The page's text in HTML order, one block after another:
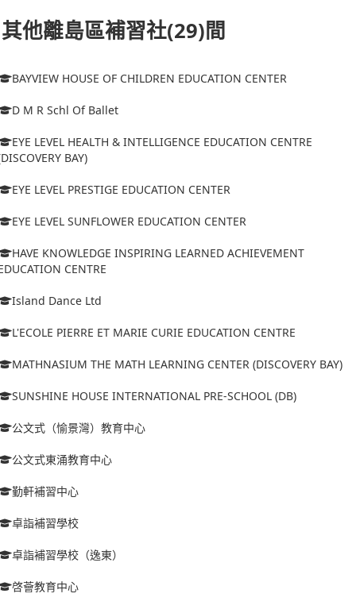
其他離島區補習社(29)間
BAYVIEW HOUSE OF CHILDREN EDUCATION CENTER
D M R Schl Of Ballet
EYE LEVEL HEALTH & INTELLIGENCE EDUCATION CENTRE
BAY)
EYE LEVEL PRESTIGE EDUCATION CENTER
EYE LEVEL SUNFLOWER EDUCATION CENTER
HAVE KNOWLEDGE INSPIRING LEARNED ACHIEVEMENT
CENTRE
Island Dance Ltd
L'ECOLE PIERRE ET MARIE CURIE EDUCATION CENTRE
MATHNASIUM THE MATH LEARNING CENTER (DISCOVERY BAY)
SUNSHINE HOUSE INTERNATIONAL PRE-SCHOOL (DB)
公文式（愉景灣）教育中心
公文式東涌教育中心
勤軒補習中心
卓詣補習學校
卓詣補習學校（逸東）
啓薈教育中心